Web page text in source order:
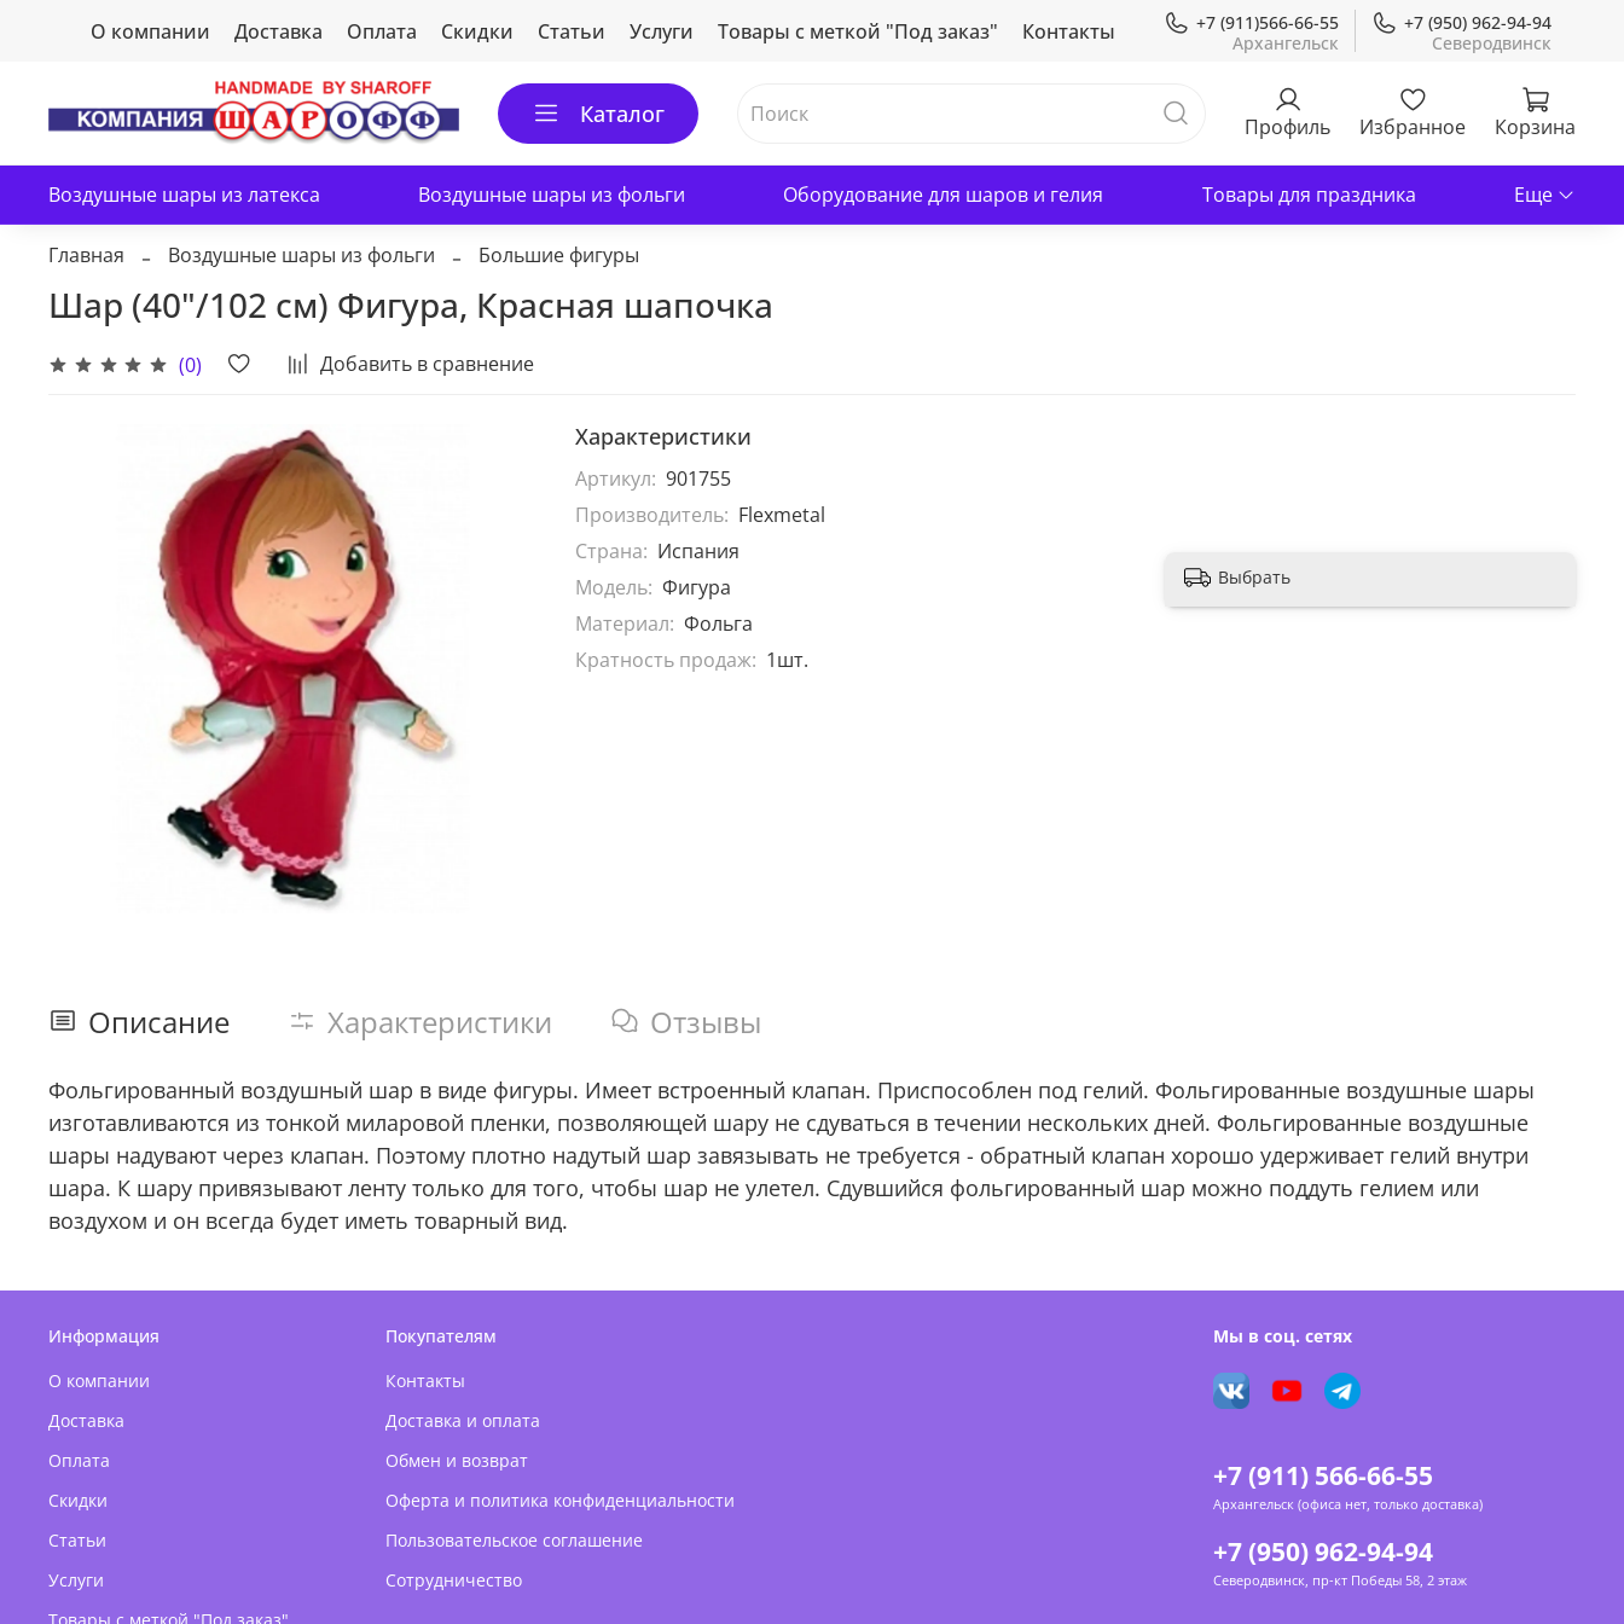
О компании Доставка Оплата Скидки Статьи Услуги Товары с меткой "Под заказ" Контакты +7 (911)566-66-55 +7 (950) 962-94-94
Каталог Профиль Избранное Корзина
Воздушные шары из латекса Воздушные шары из фольги Оборудование для шаров и гелия Товары для праздника Еще
Главная Воздушные шары из фольги Большие фигуры
Шар (40"/102 см) Фигура, Красная шапочка
(0) Добавить в сравнение
Характеристики
Артикул: 901755
Производитель: Flexmetal
Страна: Испания
Модель: Фигура
Материал: Фольга
Кратность продаж: 1шт.
Выбрать
Описание Характеристики Отзывы
Фольгированный воздушный шар в виде фигуры. Имеет встроенный клапан. Приспособлен под гелий. Фольгированные воздушные шары
изготавливаются из тонкой миларовой пленки, позволяющей шару не сдуваться в течении нескольких дней. Фольгированные воздушные
шары надувают через клапан. Поэтому плотно надутый шар завязывать не требуется - обратный клапан хорошо удерживает гелий внутри
шара. К шару привязывают ленту только для того, чтобы шар не улетел. Сдувшийся фольгированный шар можно поддуть гелием или
воздухом и он всегда будет иметь товарный вид.
Информация
О компании
Доставка
Оплата
Скидки
Статьи
Услуги
Товары с меткой "Под заказ"
Покупателям
Контакты
Доставка и оплата
Обмен и возврат
Оферта и политика конфиденциальности
Пользовательское соглашение
Сотрудничество
Мы в соц. сетях
+7 (911) 566-66-55
Архангельск (офиса нет, только доставка)
+7 (950) 962-94-94
Северодвинск, пр-кт Победы 58, 2 этаж